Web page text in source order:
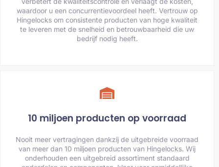
waardoor u een concurrentievoordeel heeft. Vertrouw op
Hingelocks om consistente producten van hoge kwaliteit
te leveren met de snelheid en betrouwbaarheid die uw
bedrijf nodig heeft.
10 miljoen producten op voorraad
Nooit meer vertragingen dankzij de uitgebreide voorraad
van meer dan 10 miljoen producten van Hingelocks. Wij
onderhouden een uitgebreid assortiment standaard